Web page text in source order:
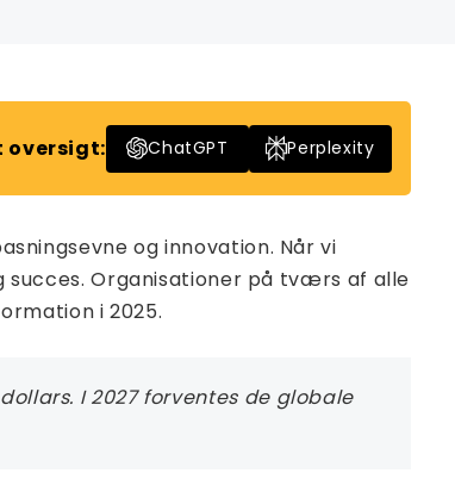
oversigt: ChatGPT Perplexity
og innovation. Når vi
Organisationer på tværs af alle
i 2025.
I 2027 forventes de globale